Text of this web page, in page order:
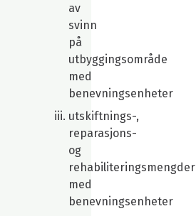
av
svinn
på
utbyggingsområde
med
benevningsenheter
utskiftnings-,
reparasjons-
og
rehabiliteringsmengder
med
benevningsenheter